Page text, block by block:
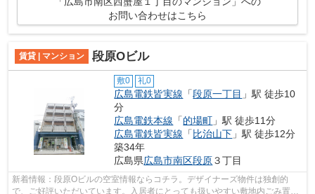
お問い合わせはこちら
賃貸 | マンション 段原Oビル
敷0 礼0
広島電鉄皆実線 「段原一丁目 」駅 徒歩10
分
広島電鉄本線 「的場町 」駅 徒歩11分
広島電鉄皆実線 「 比治山下 」駅 徒歩12分
築34年
広島県広島市南区段原３丁目
新着情報：段原Oビルの空室情報ならコチラ。デザイナーズ物件は独創的
で、ご好評いただいています。入居者にとっても扱いやすい敷地内ごみ置き